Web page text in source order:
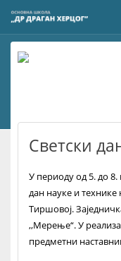
Светски
У периоду од 5. до
дан науке и технике
Тиршовој.
,,Мерење“. У
предметни